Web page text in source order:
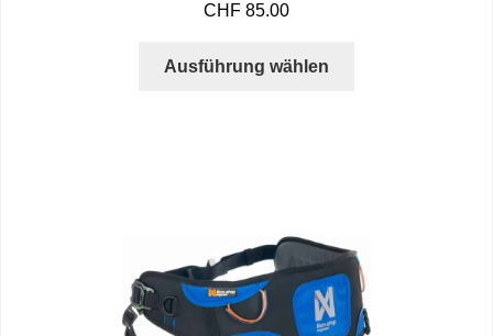
CHF 85.00
Ausführung wählen